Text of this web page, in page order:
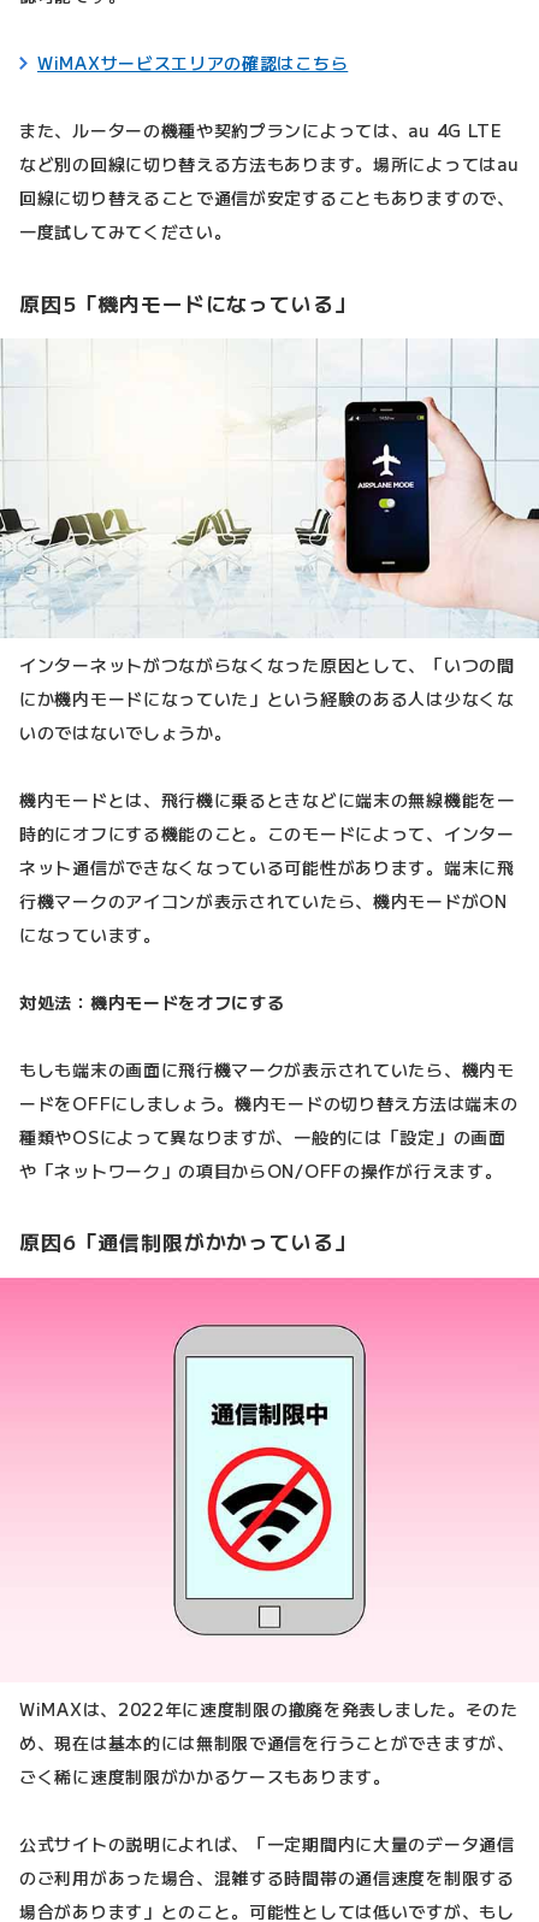
WiMAXサービスエリアの確認はこちら
また、ルーターの機種や契約プランによっては、au 4G LTE
など別の回線に切り替える方法もあります。場所によってはau
回線に切り替えることで通信が安定することもありますので、
一度試してみてください。
原因5「機内モードになっている」
インターネットがつながらなくなった原因として、「いつの間
にか機内モードになっていた」という経験のある人は少なくな
いのではないでしょうか。
機内モードとは、飛行機に乗るときなどに端末の無線機能を一
時的にオフにする機能のこと。このモードによって、インター
ネット通信ができなくなっている可能性があります。端末に飛
行機マークのアイコンが表示されていたら、機内モードがON
になっています。
対処法：機内モードをオフにする
もしも端末の画面に飛行機マークが表示されていたら、機内モ
ードをOFFにしましょう。機内モードの切り替え方法は端末の
種類やOSによって異なりますが、一般的には「設定」の画面
や「ネットワーク」の項目からON/OFFの操作が行えます。
原因6「通信制限がかかっている」
WiMAXは、2022年に速度制限の撤廃を発表しました。そのた
め、現在は基本的には無制限で通信を行うことができますが、
ごく稀に速度制限がかかるケースもあります。
公式サイトの説明によれば、「一定期間内に大量のデータ通信
のご利用があった場合、混雑する時間帯の通信速度を制限する
場合があります」とのこと。可能性としては低いですが、もし